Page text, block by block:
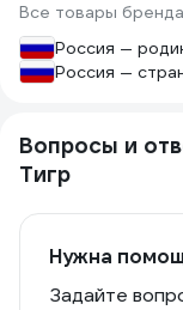
Все товары бренда
Россия —
Россия —
Вопросы и
Тигр
Нужна
Задайте